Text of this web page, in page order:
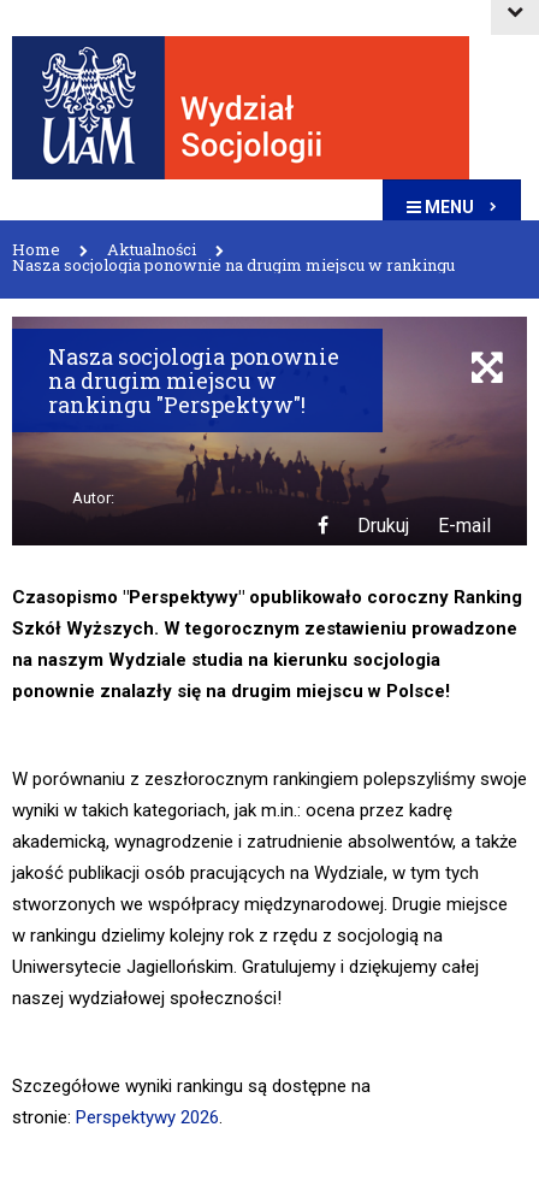
MENU
Home Aktualności
Nasza socjologia ponownie na drugim miejscu w rankingu
"Perspektyw"!
Nasza socjologia ponownie
na drugim miejscu w
rankingu "Perspektyw"!
Drukuj E-mail
Autor:
Czasopismo "Perspektywy" opublikowało coroczny Ranking
Szkół Wyższych. W tegorocznym zestawieniu prowadzone
na naszym Wydziale studia na kierunku socjologia
ponownie znalazły się na drugim miejscu w Polsce!
W porównaniu z zeszłorocznym rankingiem polepszyliśmy swoje
wyniki w takich kategoriach, jak m.in.: ocena przez kadrę
akademicką, wynagrodzenie i zatrudnienie absolwentów, a także
jakość publikacji osób pracujących na Wydziale, w tym tych
stworzonych we współpracy międzynarodowej. Drugie miejsce
w rankingu dzielimy kolejny rok z rzędu z socjologią na
Uniwersytecie Jagiellońskim. Gratulujemy i dziękujemy całej
naszej wydziałowej społeczności!
Szczegółowe wyniki rankingu są dostępne na
stronie: Perspektywy 2026